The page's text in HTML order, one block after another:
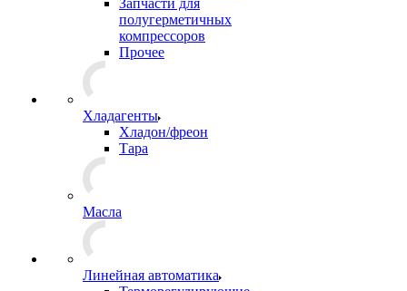
Запчасти для
полугерметичных
компрессоров
Прочее
Хладагенты
Хладон/фреон
Тара
Масла
Линейная автоматика